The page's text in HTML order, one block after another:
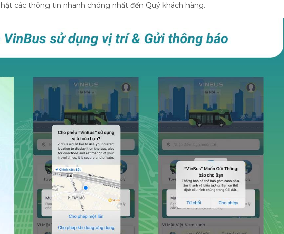
các thông tin nhanh chóng nhất đến Quý khách hàng.